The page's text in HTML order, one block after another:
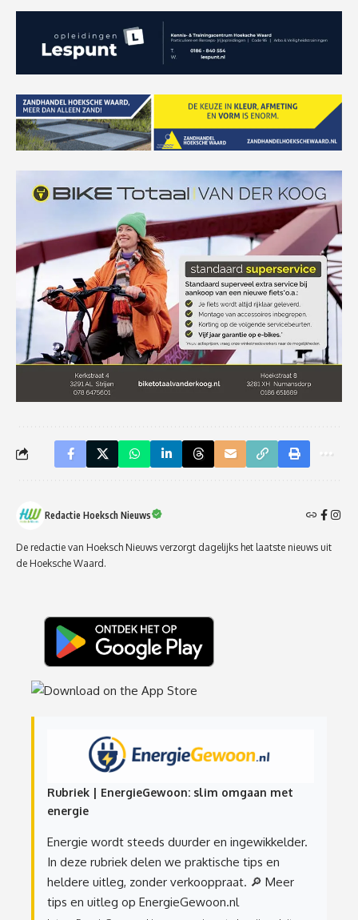
Redactie Hoeksch Nieuws
De redactie van Hoeksch Nieuws verzorgt dagelijks het laatste nieuws uit
de Hoeksche Waard.
Rubriek | EnergieGewoon: slim omgaan met
energie
Energie wordt steeds duurder en ingewikkelder.
In deze rubriek delen we praktische tips en
heldere uitleg, zonder verkooppraat. 🔎 Meer
tips en uitleg op EnergieGewoon.nl